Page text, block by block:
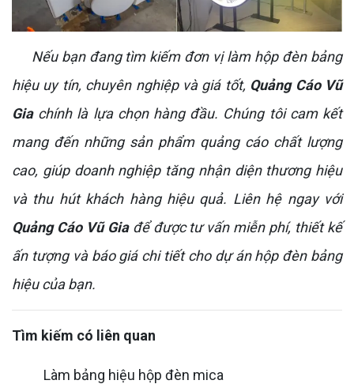
Nếu bạn đang tìm kiếm đơn vị làm hộp đèn bảng
hiệu uy tín, chuyên nghiệp và giá tốt, Quảng Cáo Vũ
Giachính là lựa chọn hàng đầu. Chúng tôi cam kết
mang đến những sản phẩm quảng cáo chất lượng
cao, giúp doanh nghiệp tăng nhận diện thương hiệu
và thu hút khách hàng hiệu quả. Liên hệ ngay với
Quảng Cáo Vũ Giađể được tư vấn miễn phí, thiết kế
ấn tượng và báo giá chi tiết cho dự án hộp đèn bảng
hiệu của bạn.
Tìm kiếm có liên quan
Làm bảng hiệu hộp đèn mica